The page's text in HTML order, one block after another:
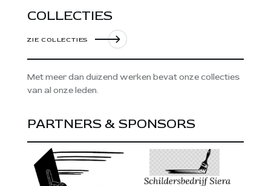
COLLECTIES
ZIE COLLECTIES
Met meer dan duizend werken bevat onze collecties
van al onze leden.
PARTNERS & SPONSORS